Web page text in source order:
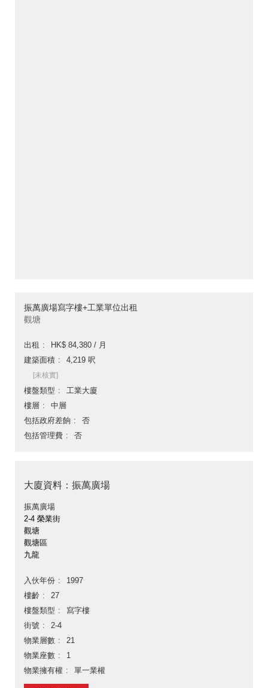
振萬廣場寫字樓+工業單位出租
觀塘
出租
HK$ 84,380 / 月
建築面積
4,219 呎
[未核實]
樓盤類型
工業大廈
樓層
中層
包括政府差餉
否
包括管理費
否
大廈資料：振萬廣場
振萬廣場
2-4 榮業街
觀塘
觀塘區
九龍
入伙年份
1997
樓齡
27
樓盤類型
寫字樓
街號
2-4
物業層數
21
物業座數
1
物業擁有權
單一業權